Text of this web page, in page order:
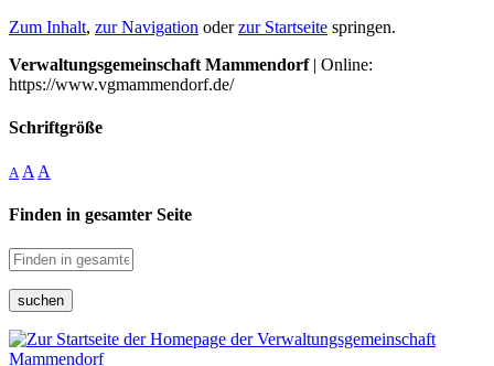
Zum Inhalt, zur Navigation oderzur Startseite springen.
Verwaltungsgemeinschaft Mammendorf| Online:
https://www.vgmammendorf.de/
Schriftgröße
A A A
Finden in gesamter Seite
suchen